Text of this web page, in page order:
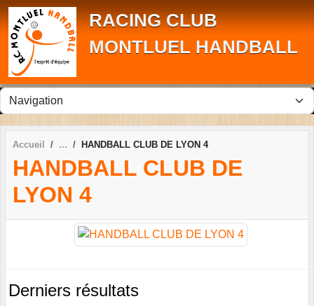
RACING CLUB
MONTLUEL HANDBALL
Accueil HANDBALL CLUB DE LYON 4
HANDBALL CLUB DE
LYON 4
Derniers résultats
Panneau de gestion des cookies